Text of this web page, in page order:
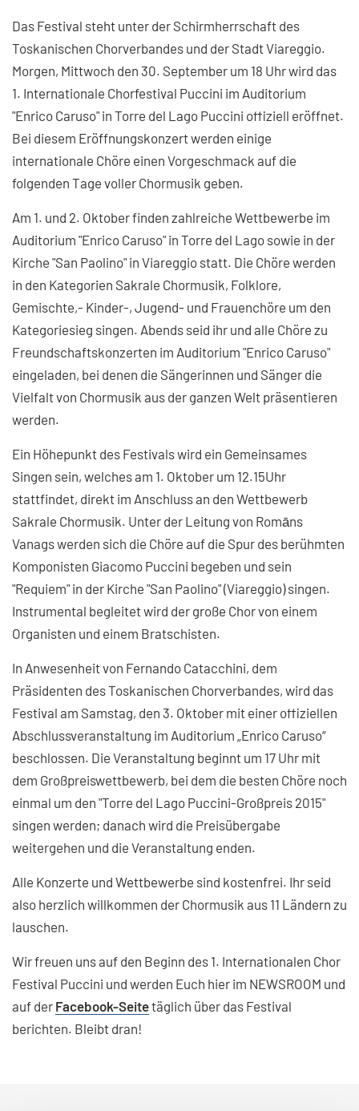
Das Festival steht unter der Schirmherrschaft des
Toskanischen Chorverbandes und der Stadt Viareggio.
Morgen, Mittwoch den 30. September um 18 Uhr wird das
1. Internationale Chorfestival Puccini im Auditorium
"Enrico Caruso" in Torre del Lago Puccini offiziell eröffnet.
Bei diesem Eröffnungskonzert werden einige
internationale Chöre einen Vorgeschmack auf die
folgenden Tage voller Chormusik geben.
Am 1. und 2. Oktober finden zahlreiche Wettbewerbe im
Auditorium "Enrico Caruso" in Torre del Lago sowie in der
Kirche "San Paolino" in Viareggio statt. Die Chöre werden
in den Kategorien Sakrale Chormusik, Folklore,
Gemischte,- Kinder-, Jugend- und Frauenchöre um den
Kategoriesieg singen. Abends seid ihr und alle Chöre zu
Freundschaftskonzerten im Auditorium "Enrico Caruso"
eingeladen, bei denen die Sängerinnen und Sänger die
Vielfalt von Chormusik aus der ganzen Welt präsentieren
werden.
Ein Höhepunkt des Festivals wird ein Gemeinsames
Singen sein, welches am 1. Oktober um 12.15Uhr
stattfindet, direkt im Anschluss an den Wettbewerb
Sakrale Chormusik. Unter der Leitung von Romāns
Vanags werden sich die Chöre auf die Spur des berühmten
Komponisten Giacomo Puccini begeben und sein
"Requiem" in der Kirche "San Paolino" (Viareggio) singen.
Instrumental begleitet wird der große Chor von einem
Organisten und einem Bratschisten.
In Anwesenheit von Fernando Catacchini, dem
Präsidenten des Toskanischen Chorverbandes, wird das
Festival am Samstag, den 3. Oktober mit einer offiziellen
Abschlussveranstaltung im Auditorium „Enrico Caruso“
beschlossen. Die Veranstaltung beginnt um 17 Uhr mit
dem Großpreiswettbewerb, bei dem die besten Chöre noch
einmal um den "Torre del Lago Puccini-Großpreis 2015"
singen werden; danach wird die Preisübergabe
weitergehen und die Veranstaltung enden.
Alle Konzerte und Wettbewerbe sind kostenfrei. Ihr seid
also herzlich willkommen der Chormusik aus 11 Ländern zu
lauschen.
Wir freuen uns auf den Beginn des 1. Internationalen Chor
Festival Puccini und werden Euch hier im NEWSROOM und
auf der Facebook-Seitetäglich über das Festival
berichten. Bleibt dran!